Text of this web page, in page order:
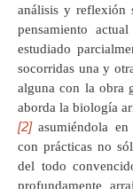
análisis y
pensamiento
estudiado
socorridas una y
alguna con la obra
aborda la biología
[2]asumiéndola en
con prácticas no
del todo
profundamente